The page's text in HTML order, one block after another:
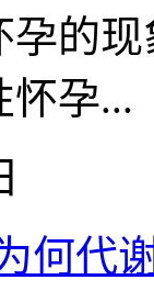
孕的
怀孕...